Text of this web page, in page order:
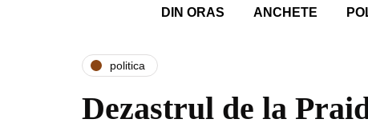
DIN ORAS ANCHETE
politica
Dezastrul de la